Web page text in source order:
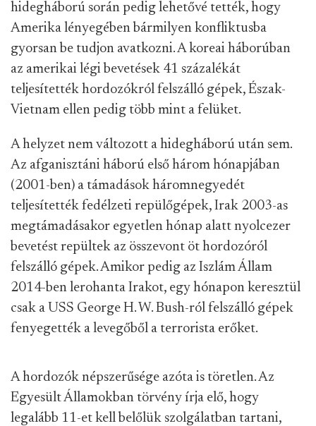
hidegháború során pedig lehetővé tették, hogy
Amerika lényegében bármilyen konfliktusba
gyorsan be tudjon avatkozni. A koreai háborúban
az amerikai légi bevetések 41 százalékát
teljesítették hordozókról felszálló gépek, Észak-
Vietnam ellen pedig több mint a felüket.
A helyzet nem változott a hidegháború után sem.
Az afganisztáni háború első három hónapjában
(2001-ben) a támadások háromnegyedét
teljesítették fedélzeti repülőgépek, Irak 2003-as
megtámadásakor egyetlen hónap alatt nyolcezer
bevetést repültek az összevont öt hordozóról
felszálló gépek. Amikor pedig az Iszlám Állam
2014-ben lerohanta Irakot, egy hónapon keresztül
csak a USS George H. W. Bush-ról felszálló gépek
fenyegették a levegőből a terrorista erőket.
A hordozók népszerűsége azóta is töretlen. Az
Egyesült Államokban törvény írja elő, hogy
legalább 11-et kell belőlük szolgálatban tartani,